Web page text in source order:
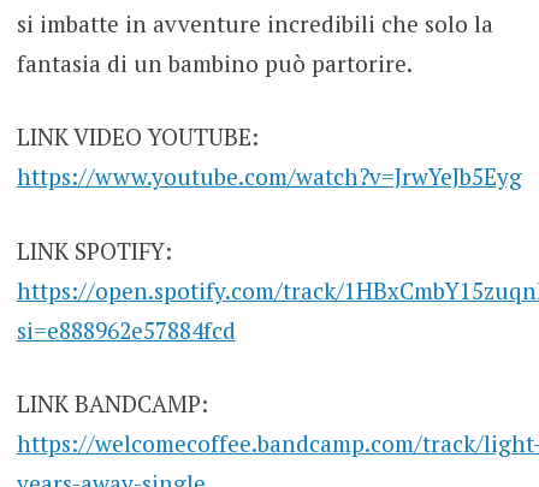
si imbatte in avventure incredibili che solo la
fantasia di un bambino può partorire.
LINK VIDEO YOUTUBE:
https://www.youtube.com/watch?v=JrwYeJb5Eyg
LINK SPOTIFY:
https://open.spotify.com/track/
si=e888962e57884fcd
LINK BANDCAMP:
https://welcomecoffee.bandcamp.com/track/